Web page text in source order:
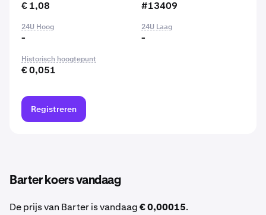
€ 1,08 #13409
24U Hoog
-
24U Laag
-
Historisch hoogtepunt
€ 0,051
Registreren
Barter koers vandaag
De prijs van Barter is vandaag€ 0,00015.